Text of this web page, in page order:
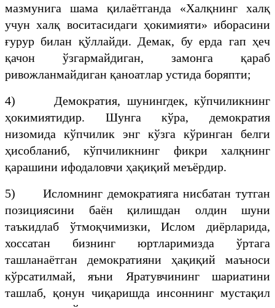
мазмунига шама қилаётганда «Халқнинг халқ
учун халқ воситасидаги ҳокимияти» иборасини
ғурур билан қўллайди. Демак, бу ерда гап ҳеч
қачон ўзгармайдиган, замонга қараб
ривожланмайдиган қаноатлар устида боряпти;
4) Демократия, шунингдек, кўпчиликнинг
ҳокимиятидир. Шунга кўра, демократия
низомида кўпчилик энг кўзга кўринган белги
ҳисобланиб, кўпчиликнинг фикри халқнинг
қарашини ифодаловчи ҳақиқий меъёрдир.
5) Исломнинг демократияга нисбатан тутган
позициясини баён қилишдан олдин шуни
таъкидлаб ўтмоқчимизки, Ислом диёрларида,
хоссатан бизнинг юртларимизда ўртага
ташланаётган демократияни ҳақиқий маъноси
кўрсатилмай, яъни Яратувчининг шариатини
ташлаб, қонун чиқаришда инсоннинг мустақил